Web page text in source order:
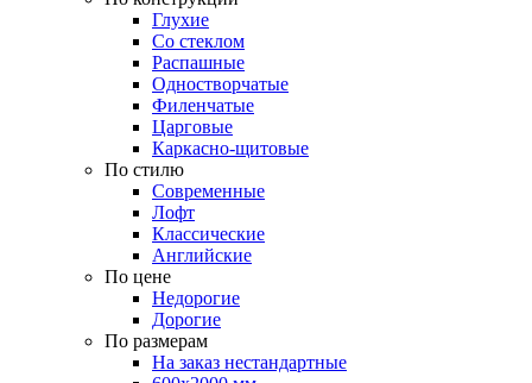
Глухие
Со стеклом
Распашные
Одностворчатые
Филенчатые
Царговые
Каркасно-щитовые
По стилю
Современные
Лофт
Классические
Английские
По цене
Недорогие
Дорогие
По размерам
На заказ нестандартные